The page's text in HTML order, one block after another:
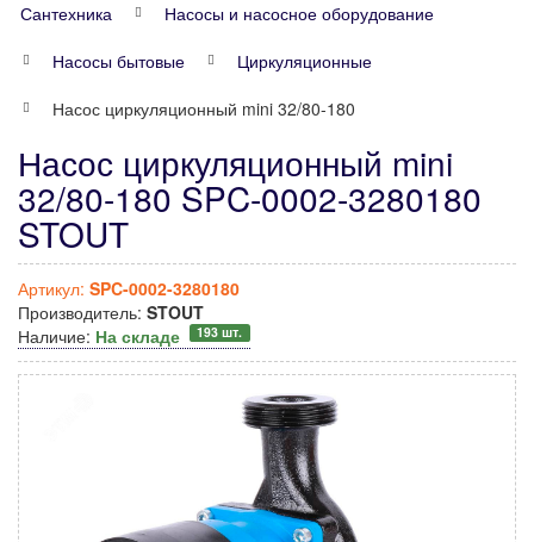
Сантехника
Насосы и насосное оборудование
Насосы бытовые
Циркуляционные
Насос циркуляционный mini 32/80-180
Насос циркуляционный mini
32/80-180 SPC-0002-3280180
STOUT
Артикул: SPC-0002-3280180
Производитель: STOUT
Наличие: На складе 193 шт.